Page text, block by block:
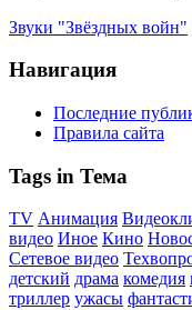
Звуки "Звёздных войн"
Навигация
Последние
Правила сайта
Tags in Тема
TV Анимация
видео Иное Кино
Сетевое видео
детский драма комедия
триллер ужасы